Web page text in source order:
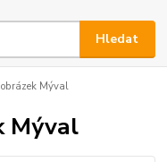
Hledat
Mýval
Mýval